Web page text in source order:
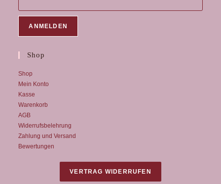
Shop
Shop
Mein Konto
Kasse
Warenkorb
AGB
Widerrufsbelehrung
Zahlung und Versand
Bewertungen
VERTRAG WIDERRUFEN